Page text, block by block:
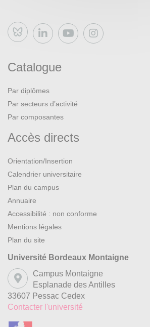
Bluesky
Catalogue
Par diplômes
Par secteurs d’activité
Par composantes
Accès directs
Orientation/Insertion
Calendrier universitaire
Plan du campus
Annuaire
Accessibilité : non conforme
Mentions légales
Plan du site
Université Bordeaux Montaigne
Campus Montaigne
Esplanade des Antilles
33607 Pessac Cedex
Contacter l'université